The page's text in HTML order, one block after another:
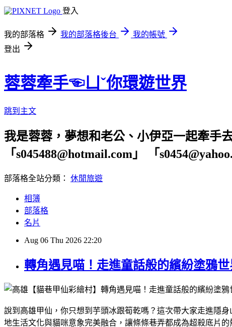
登入
我的部落格 我的部落格後台
我的帳號
登出
蓉蓉牽手☜ㄩˇ你環遊世界
跳到主文
我是蓉蓉，夢想和老公、小伊亞一起牽手
「s045488@hotmail.com」 「
部落格全站分類： 休閒旅遊
相簿
部落格
名片
Aug 06 Thu 2026 22:20
轉角遇見喵！走進童話般的繽紛塗鴉
說到高雄甲仙，你只想到芋頭冰跟筍乾嗎？這次帶大家走進隱
地生活文化與貓咪意象完美融合，讓條條巷弄都成為超殺底片